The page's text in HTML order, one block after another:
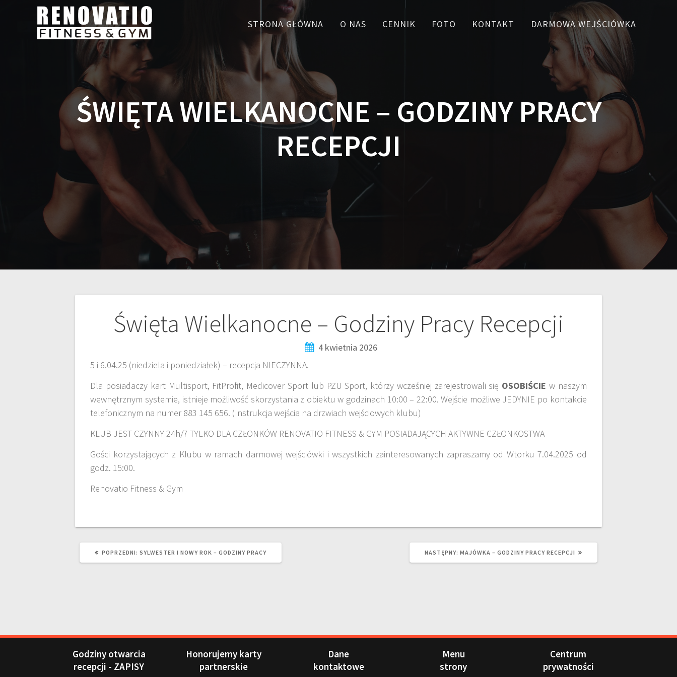
STRONA GŁÓWNA O NAS CENNIK FOTO KONTAKT DARMOWA WEJŚCIÓWKA
ŚWIĘTA WIELKANOCNE – GODZINY PRACY
RECEPCJI
Święta Wielkanocne – Godziny Pracy Recepcji
4 kwietnia 2026
5 i 6.04.25 (niedziela i poniedziałek) – recepcja NIECZYNNA.
Dla posiadaczy kart Multisport, FitProfit, Medicover Sport lub PZU Sport, którzy wcześniej zarejestrowali się OSOBIŚCIE w naszym
wewnętrznym systemie, istnieje możliwość skorzystania z obiektu w godzinach 10:00 – 22:00. Wejście możliwe JEDYNIE po kontakcie
telefonicznym na numer 883 145 656. (Instrukcja wejścia na drzwiach wejściowych klubu)
KLUB JEST CZYNNY 24h/7 TYLKO DLA CZŁONKÓW RENOVATIO FITNESS & GYM POSIADAJĄCYCH AKTYWNE CZŁONKOSTWA
Gości korzystających z Klubu w ramach darmowej wejściówki i wszystkich zainteresowanych zapraszamy od Wtorku 7.04.2025 od
godz. 15:00.
Renovatio Fitness & Gym
POPRZEDNI: SYLWESTER I NOWY ROK – GODZINY PRACY NASTĘPNY: MAJÓWKA – GODZINY PRACY RECEPCJI
Godziny otwarcia
recepcji - ZAPISY
Honorujemy karty
partnerskie
Dane
kontaktowe
Menu
strony
Centrum
prywatności